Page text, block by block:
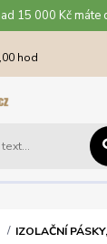
15 000 Kč máte
hod
IZOLAČNÍ